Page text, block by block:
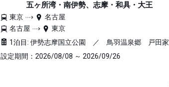
五ヶ所湾・南伊勢、志摩・和具・大王
東京
名古屋
名古屋
東京
1泊目: 伊勢志摩国立公園 ／ 鳥羽温泉郷 戸田家
設定期間：2026/08/08 ～ 2026/09/26